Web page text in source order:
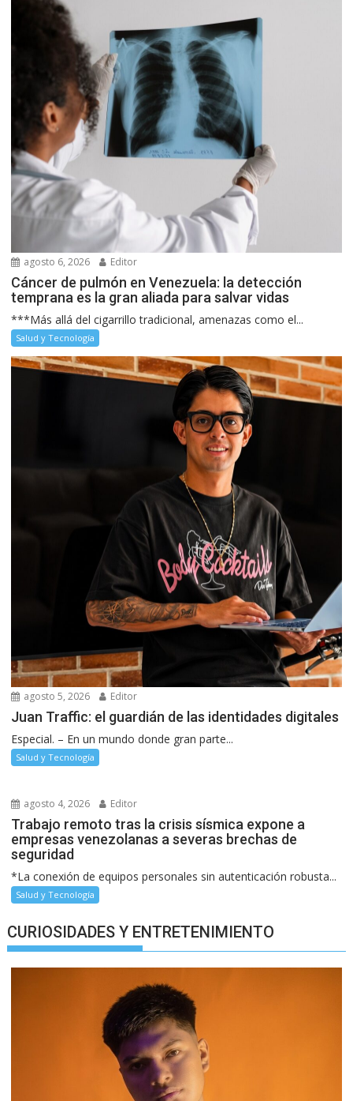
agosto 6, 2026 Editor
Cáncer de pulmón en Venezuela: la detección
temprana es la gran aliada para salvar vidas
***Más allá del cigarrillo tradicional, amenazas como el...
Salud y Tecnología
agosto 5, 2026 Editor
Juan Traffic: el guardián de las identidades digitales
Especial. – En un mundo donde gran parte...
Salud y Tecnología
agosto 4, 2026 Editor
Trabajo remoto tras la crisis sísmica expone a
empresas venezolanas a severas brechas de
seguridad
*La conexión de equipos personales sin autenticación robusta...
Salud y Tecnología
CURIOSIDADES Y ENTRETENIMIENTO